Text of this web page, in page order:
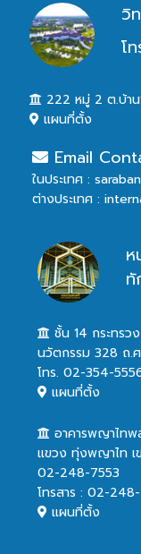
วิ
โ
222 หมู่ 2 ต.บ้า
แผนที่ตั้ง
Email
ในประเทศ :
ต่างประเทศ :
ห
ชั้น 14 กระทรว
นวัตกรรม 328 ถ.
โทร. 02-354-
แผนที่ตั้ง
อาคารพญาไท
แขวง ทุ่งพญาไท เ
02-248-7553
โทรสาร : 02-
แผนที่ตั้ง